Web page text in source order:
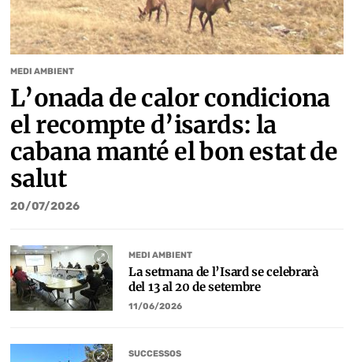
MEDI AMBIENT
L’onada de calor condiciona
el recompte d’isards: la
cabana manté el bon estat de
salut
20/07/2026
MEDI AMBIENT
La setmana de l’Isard se celebrarà
del 13 al 20 de setembre
11/06/2026
SUCCESSOS